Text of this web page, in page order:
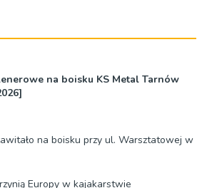
na boisku KS Metal Tarnów
na boisku przy ul. Warsztatowej w
Europy w kajakarstwie